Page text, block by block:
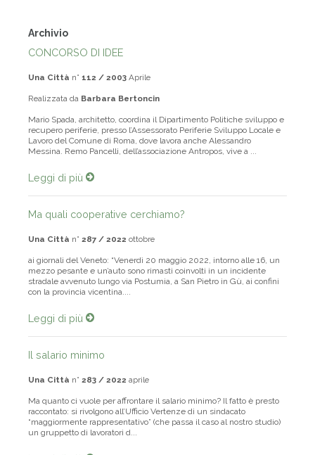
Archivio
CONCORSO DI IDEE
Una Città n° 112 / 2003 Aprile
Realizzata da Barbara Bertoncin
Mario Spada, architetto, coordina il Dipartimento Politiche sviluppo e
recupero periferie, presso l’Assessorato Periferie Sviluppo Locale e
Lavoro del Comune di Roma, dove lavora anche Alessandro
Messina. Remo Pancelli, dell’associazione Antropos, vive a ...
Leggi di più
Ma quali cooperative cerchiamo?
Una Città n° 287 / 2022 ottobre
ai giornali del Veneto: “Venerdì 20 maggio 2022, intorno alle 16, un
mezzo pesante e un’auto sono rimasti coinvolti in un incidente
stradale avvenuto lungo via Postumia, a San Pietro in Gù, ai confini
con la provincia vicentina....
Leggi di più
Il salario minimo
Una Città n° 283 / 2022 aprile
Ma quanto ci vuole per affrontare il salario minimo? Il fatto è presto
raccontato: si rivolgono all’Ufficio Vertenze di un sindacato
“maggiormente rappresentativo” (che passa il caso al nostro studio)
un gruppetto di lavoratori d...